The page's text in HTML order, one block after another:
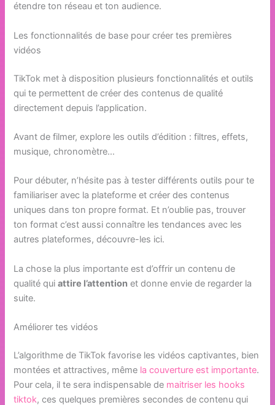
étendre ton réseau et ton audience.
Les fonctionnalités de base pour créer tes premières
vidéos
TikTok met à disposition plusieurs fonctionnalités et outils
qui te permettent de créer des contenus de qualité
directement depuis l’application.
Avant de filmer, explore les outils d’édition : filtres, effets,
musique, chronomètre…
Pour débuter, n’hésite pas à tester différents outils pour te
familiariser avec la plateforme et créer des contenus
uniques dans ton propre format. Et n’oublie pas, trouver
ton format c’est aussi connaître les tendances avec les
autres plateformes, découvre-les ici.
La chose la plus importante est d’offrir un contenu de
qualité quiattire l’attention et donne envie de regarder la
suite.
Améliorer tes vidéos
L’algorithme de TikTok favorise les vidéos captivantes, bien
montées et attractives, même la couverture est importante.
Pour cela, il te sera indispensable de maitriser les hooks
tiktok, ces quelques premières secondes de contenu qui